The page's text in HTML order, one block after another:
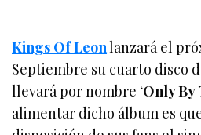
Kings Of Leonlanzará el
Septiembre su cuarto disco
llevará por nombre ‘Only By
alimentar dicho álbum es